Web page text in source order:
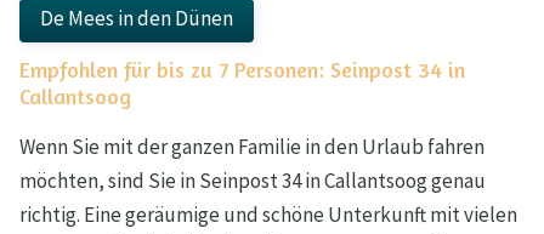
De Mees in den Dünen
Empfohlen für bis zu 7 Personen: Seinpost 34 in
Callantsoog
Wenn Sie mit der ganzen Familie in den Urlaub fahren
möchten, sind Sie in Seinpost 34 in Callantsoog genau
richtig. Eine geräumige und schöne Unterkunft mit vielen